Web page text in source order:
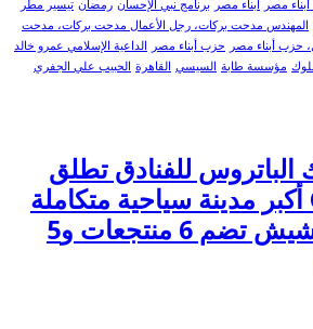
مصر أبناء مصر برنامج نبي الإحسان رمضان تيسير مطر
المهندس مدحت بركات، رجل الأعمال مدحت بركات، مدحت
حزب أبناء مصر
حزب أبناء مصر
الداعية الإسلامي عمرو خالد
مؤسسة طابة السيسي القاهرة الحبيب علي الجفري
الباتروس للفنادق تطلق
Capri City أكبر مدينة سياحية متكاملة
في سهل حشيش تضم 6 منتجعات و5